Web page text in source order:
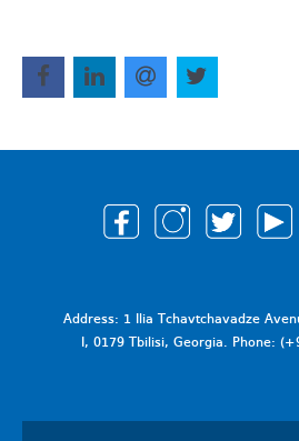
Address: 1 Ilia Tchavtchavadze
I, 0179 Tbilisi, Georgia. Phone: